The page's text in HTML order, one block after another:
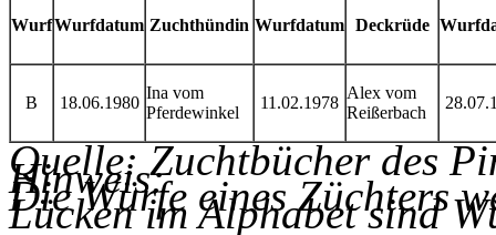
WurfWurfdatum Zuchthündin Wurfdatum Deckrüde
B 18.06.1980
Ina vom
Pferdewinkel
11.02.1978
Alex vom
Reißerbach
Quelle: Zuchtbücher des
Hinweis:
Die Würfe eines Züchters
Lücken im Alphabet sind